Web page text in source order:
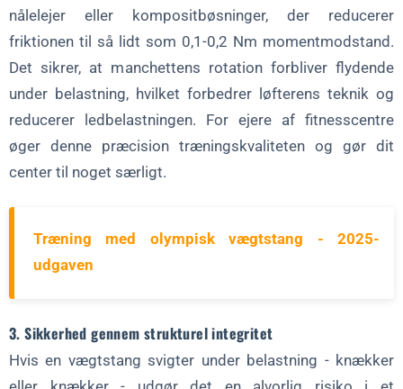
nålelejer eller kompositbøsninger, der reducerer
friktionen til så lidt som 0,1-0,2 Nm momentmodstand.
Det sikrer, at manchettens rotation forbliver flydende
under belastning, hvilket forbedrer løfterens teknik og
reducerer ledbelastningen. For ejere af fitnesscentre
øger denne præcision træningskvaliteten og gør dit
center til noget særligt.
Træning med olympisk vægtstang - 2025-
udgaven
3. Sikkerhed gennem strukturel integritet
Hvis en vægtstang svigter under belastning - knækker